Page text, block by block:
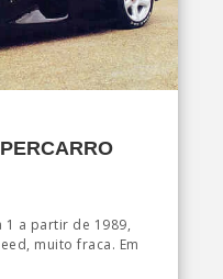
1 a partir de 1989,
muito fraca. Em